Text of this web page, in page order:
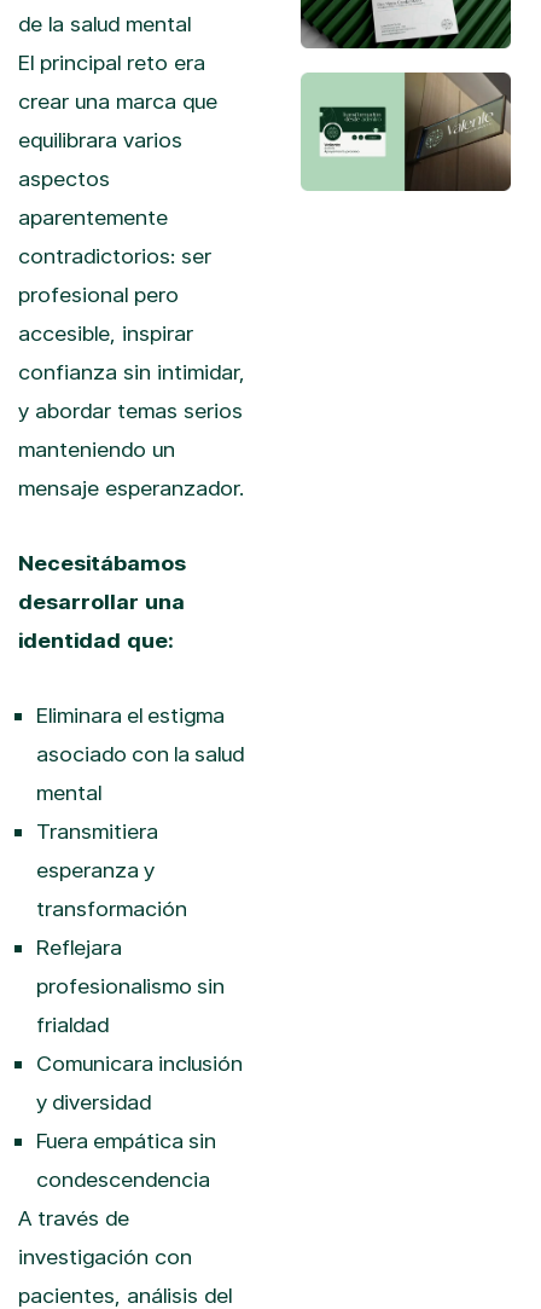
de la salud mental
El principal reto era
crear una marca que
equilibrara varios
aspectos
aparentemente
contradictorios: ser
profesional pero
accesible, inspirar
confianza sin intimidar,
y abordar temas serios
manteniendo un
mensaje esperanzador.
Necesitábamos
desarrollar una
identidad que:
Eliminara el estigma
asociado con la salud
mental
Transmitiera
esperanza y
transformación
Reflejara
profesionalismo sin
frialdad
Comunicara inclusión
y diversidad
Fuera empática sin
condescendencia
A través de
investigación con
pacientes, análisis del